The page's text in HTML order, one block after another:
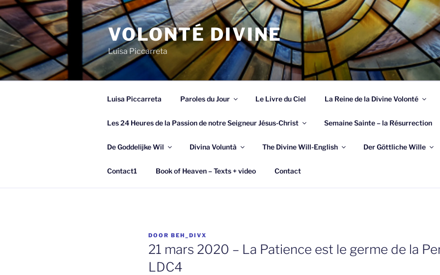
Spring
naar
de
inhoud
VOLONTÉ DIVINE
Luisa Piccarreta
Luisa Piccarreta Paroles du Jour Le Livre du Ciel La Reine de la Divine Volonté
Les 24 Heures de la Passion de notre Seigneur Jésus-Christ Semaine Sainte – la Résurrection
De Goddelijke Wil Divina Voluntà The Divine Will-English Der Göttliche Wille
Contact1 Book of Heaven – Texts + video Contact
GEPLAATST
OP
DOOR BEH_DIVX
21 mars 2020 – La Patience est le germe de la
LDC4